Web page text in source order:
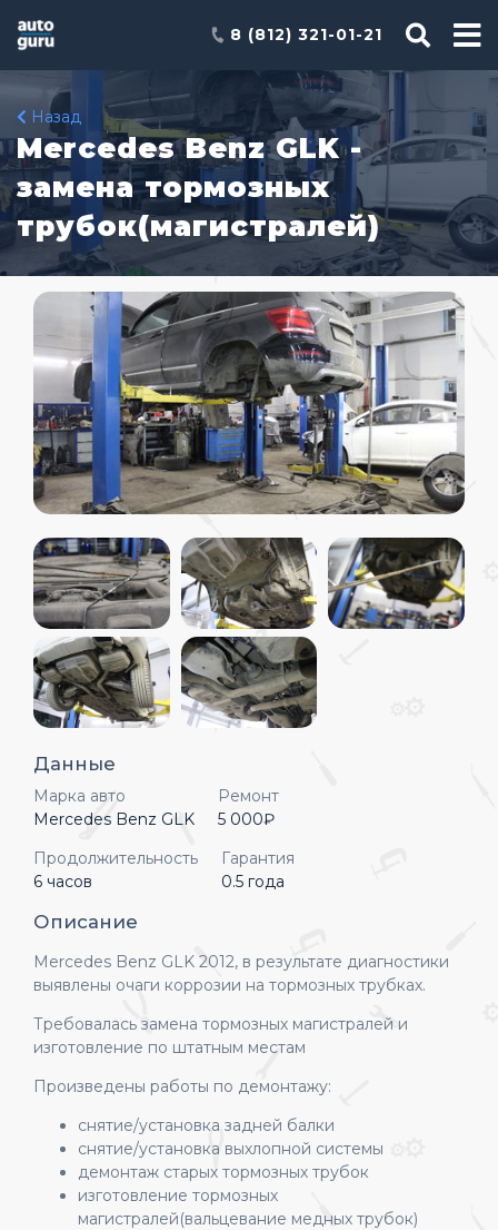
8 (812) 321-01-21
Назад
Mercedes Benz GLK -
замена тормозных
трубок(магистралей)
Данные
Марка авто
Mercedes Benz GLK
Ремонт
5 000₽
Продолжительность
6 часов
Гарантия
0.5 года
Описание
Mercedes Benz GLK 2012, в результате диагностики
выявлены очаги коррозии на тормозных трубках.
Требовалась замена тормозных магистралей и
изготовление по штатным местам
Произведены работы по демонтажу:
снятие/установка задней балки
снятие/установка выхлопной системы
демонтаж старых тормозных трубок
изготовление тормозных
магистралей(вальцевание медных трубок)